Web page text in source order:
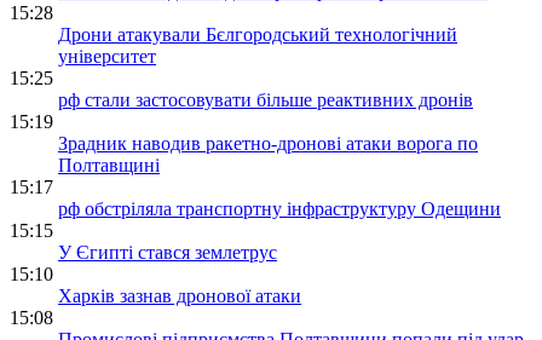
15:28
Дрони атакували Бєлгородський технологічний
університет
15:25
рф стали застосовувати більше реактивних дронів
15:19
Зрадник наводив ракетно-дронові атаки ворога по
Полтавщині
15:17
рф обстріляла транспортну інфраструктуру Одещини
15:15
У Єгипті стався землетрус
15:10
Харків зазнав дронової атаки
15:08